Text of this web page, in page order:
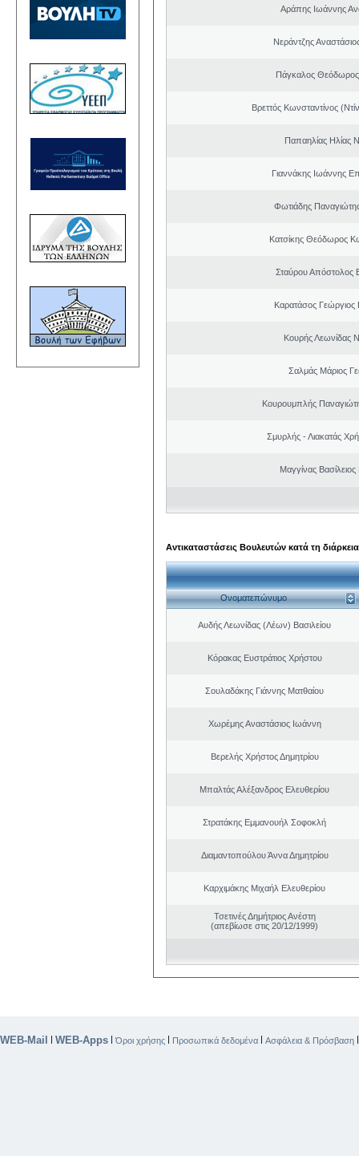
Αράπης Ιωάννης
Νεράντζης
Πάγκαλος
Βρεττός Κωνσταντίνος
Παπαηλίας Ηλίας
Γιαννάκης Ιωάννης
Φωτιάδης
Κατσίκης Θεόδωρος
Σταύρου Απόστολος
Καρατάσος Γεώργιος
Κουρής Λεωνίδας
Σαλμάς Μάριος
Κουρουμπλής
Σμυρλής - Λιακατάς
Μαγγίνας
Αντικαταστάσεις Βουλευτών κατά τη
Ονοματεπώνυμο
Αυδής Λεωνίδας (Λέων) Βασιλείου
Κόρακας Ευστράτιος Χρήστου
Σουλαδάκης Γιάννης Ματθαίου
Χωρέμης Αναστάσιος Ιωάννη
Βερελής Χρήστος Δημητρίου
Μπαλτάς Αλέξανδρος Ελευθερίου
Στρατάκης Εμμανουήλ Σοφοκλή
Διαμαντοπούλου Άννα Δημητρίου
Καρχιμάκης Μιχαήλ Ελευθερίου
Τσετινές Δημήτριος Ανέστη
(απεβίωσε στις 20/12/1999)
WEB-Mail | WEB-Apps |Όροι χρήσης | Προσωπικά δεδομένα | Ασφάλεια & Πρόσβαση